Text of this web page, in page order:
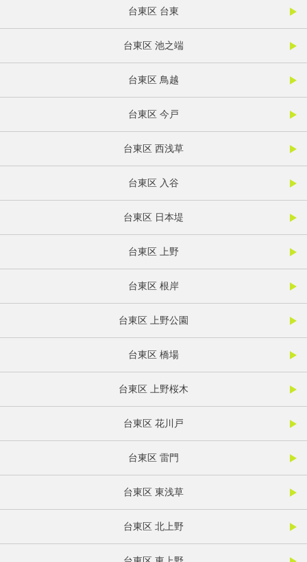
台東区 台東
台東区 池之端
台東区 鳥越
台東区 今戸
台東区 西浅草
台東区 入谷
台東区 日本堤
台東区 上野
台東区 根岸
台東区 上野公園
台東区 橋場
台東区 上野桜木
台東区 花川戸
台東区 雷門
台東区 東浅草
台東区 北上野